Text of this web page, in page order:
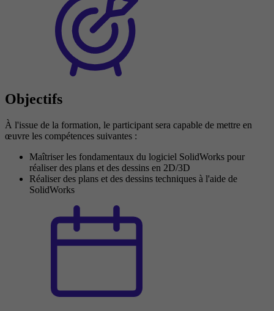
Objectifs
À l'issue de la formation, le participant sera capable de mettre en
œuvre les compétences suivantes :
Maîtriser les fondamentaux du logiciel SolidWorks pour
réaliser des plans et des dessins en 2D/3D
Réaliser des plans et des dessins techniques à l'aide de
SolidWorks